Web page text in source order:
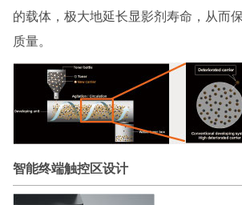
的载体，极大地延长显影剂寿命，从而
质量。
智能终端触控区设计